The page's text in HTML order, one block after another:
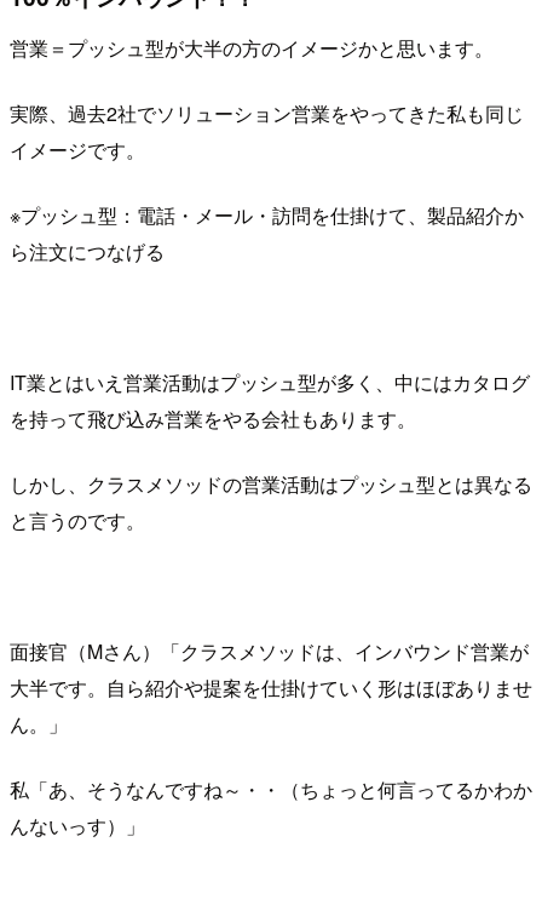
営業＝プッシュ型が大半の方のイメージかと思います。
実際、過去2社でソリューション営業をやってきた私も同じ
イメージです。
※プッシュ型：電話・メール・訪問を仕掛けて、製品紹介か
ら注文につなげる
IT業とはいえ営業活動はプッシュ型が多く、中にはカタログ
を持って飛び込み営業をやる会社もあります。
しかし、クラスメソッドの営業活動はプッシュ型とは異なる
と言うのです。
面接官（Mさん）「クラスメソッドは、インバウンド営業が
大半です。自ら紹介や提案を仕掛けていく形はほぼありませ
ん。」
私「あ、そうなんですね～・・（ちょっと何言ってるかわか
んないっす）」